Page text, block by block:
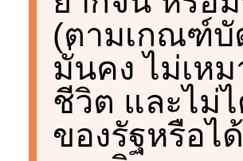
(ตามเกณฑ์บั
มั่นคง ไม่เห
ชีวิต และไม่
ของรัฐหรือไ